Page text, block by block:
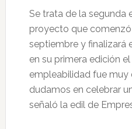
Se trata de la segunda
proyecto que
septiembre y finalizará
en su primera edición
empleabilidad fue muy
dudamos en celebrar
señaló la edil de